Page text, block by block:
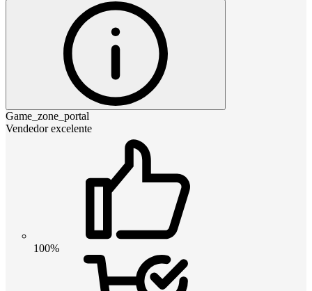
Game_zone_portal
Vendedor excelente
100%